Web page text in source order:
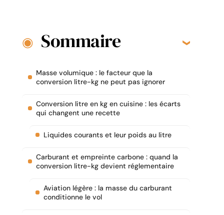
Sommaire
Masse volumique : le facteur que la
conversion litre-kg ne peut pas ignorer
Conversion litre en kg en cuisine : les écarts
qui changent une recette
Liquides courants et leur poids au litre
Carburant et empreinte carbone : quand la
conversion litre-kg devient réglementaire
Aviation légère : la masse du carburant
conditionne le vol